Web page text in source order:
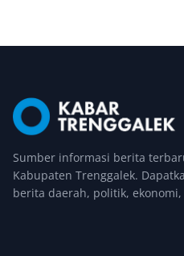
Sumber informasi berita
Kabupaten Trenggalek.
berita daerah, politik, ekonomi,